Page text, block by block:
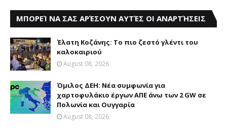
ΜΠΟΡΕΊ ΝΑ ΣΑΣ ΑΡΈΣΟΥΝ ΑΥΤΈΣ ΟΙ ΑΝΑΡΤΉΣΕΙΣ
Έλατη Κοζάνης: Το πιο ζεστό γλέντι του
καλοκαιριού
August 08, 2026
Όμιλος ΔΕΗ: Νέα συμφωνία για
χαρτοφυλάκιο έργων ΑΠΕ άνω των 2 GW σε
Πολωνία και Ουγγαρία
August 08, 2026